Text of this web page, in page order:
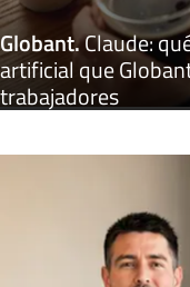
Globant.Claude:
artificial que
trabajadores